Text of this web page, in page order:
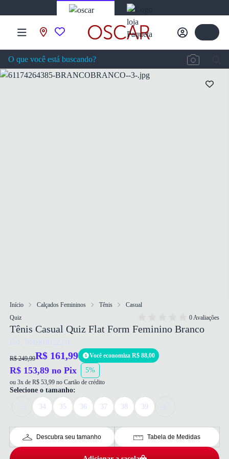
Início Calçados Femininos Tênis
Casual
Quiz
0 Avaliações
Tênis Casual Quiz Flat Form Feminino Branco
Ref: 7892818122271
R$ 249,99R$ 161,99 Você economiza R$ 88,00
R$ 153,89 no Pix 5%
ou 3x de R$ 53,99 no Cartão de crédito
Selecione o tamanho:
34 35 36 37 38 39
Descubra seu tamanho Tabela de Medidas